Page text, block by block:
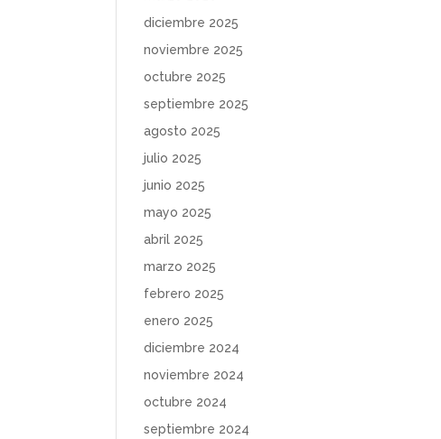
diciembre 2025
noviembre 2025
octubre 2025
septiembre 2025
agosto 2025
julio 2025
junio 2025
mayo 2025
abril 2025
marzo 2025
febrero 2025
enero 2025
diciembre 2024
noviembre 2024
octubre 2024
septiembre 2024